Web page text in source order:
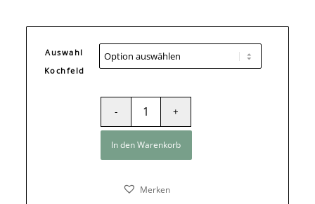
Auswahl
Kochfeld
In den Warenkorb
Merken